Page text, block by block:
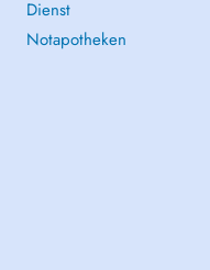
Dienst
Notapotheken